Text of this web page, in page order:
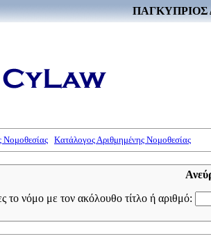
ΠΑΓΚΥΠΡΙΟΣ
Νομοθεσίας Κατάλογος Αριθμημένης Νομοθεσίας
το νόμο με τον ακόλουθο τίτλο ή αριθμό: